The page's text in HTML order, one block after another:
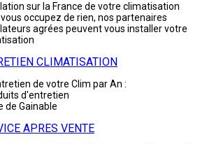
sur la France de votre climatisation
occupez de rien, nos partenaires
agrées peuvent vous installer votre
CLIMATISATION
de votre Clim par An :
d'entretien
de Gainable
APRES VENTE